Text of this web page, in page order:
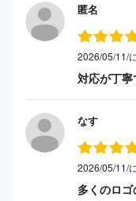
匿名
2026/05/11/
対応が丁寧
なす
2026/05/11/
多くのロ